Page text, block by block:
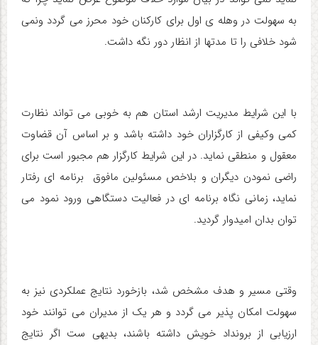
به سهولت در وهله ی اول برای کارکنان خود محرز می گردد ونمی
شود خلافی را تا مدتها از انظار دور نگه داشت.
با این شرایط مدیریت ارشد استان هم به خوبی می تواند نظارت
کمی وکیفی از کارگزاران خود داشته باشد و بر اساس آن قضاوت
معقول و منطقی نماید. در این شرایط کارگزار هم مجبور است برای
راضی نمودن دیگران و بلاخص مسئولین مافوق برنامه ای رفتار
نماید، زمانی نگاه برنامه ای در فعالیت دستگاهی ورود نمود می
توان بدان امیدوار گردید.
وقتی مسیر و هدف مشخص شد، بازخورد نتایج عملکردی نیز به
سهولت امکان پذیر می گردد و هر یک از مدیران می توانند خود
ارزیابی از برونداد خویش داشته باشند، بدیهی ست اگر نتایج